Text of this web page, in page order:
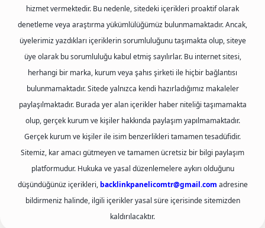
hizmet vermektedir. Bu nedenle, sitedeki içerikleri proaktif olarak
denetleme veya araştırma yükümlülüğümüz bulunmamaktadır. Ancak,
üyelerimiz yazdıkları içeriklerin sorumluluğunu taşımakta olup, siteye
üye olarak bu sorumluluğu kabul etmiş sayılırlar. Bu internet sitesi,
herhangi bir marka, kurum veya şahıs şirketi ile hiçbir bağlantısı
bulunmamaktadır. Sitede yalnızca kendi hazırladığımız makaleler
paylaşılmaktadır. Burada yer alan içerikler haber niteliği taşımamakta
olup, gerçek kurum ve kişiler hakkında paylaşım yapılmamaktadır.
Gerçek kurum ve kişiler ile isim benzerlikleri tamamen tesadüfidir.
Sitemiz, kar amacı gütmeyen ve tamamen ücretsiz bir bilgi paylaşım
platformudur. Hukuka ve yasal düzenlemelere aykırı olduğunu
düşündüğünüz içerikleri, backlinkpanelicomtr@gmail.com adresine
bildirmeniz halinde, ilgili içerikler yasal süre içerisinde sitemizden
kaldırılacaktır.